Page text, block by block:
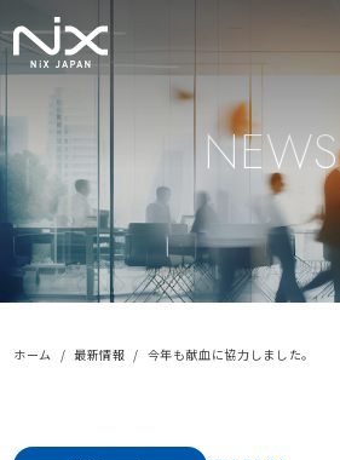
NEWS
ホーム 最新情報 今年も献血に協力しました。